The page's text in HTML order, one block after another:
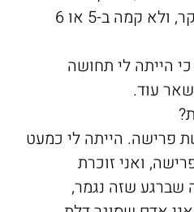
אחד את קמה בבוקר, ולא קמה ב-5 או 6
כי הייתה לי תחושה
עוד.
פרישה. הייתה לי כמעט
ואני זוכרת
שברגע שזה נגמר,